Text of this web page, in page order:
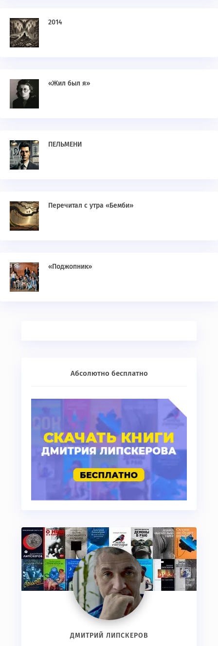
2014
«Жил был я»
ПЕЛЬМЕНИ
Перечитал с утра «Бемби»
«Поджопник»
Абсолютно бесплатно
ДМИТРИЙ ЛИПСКЕРОВ